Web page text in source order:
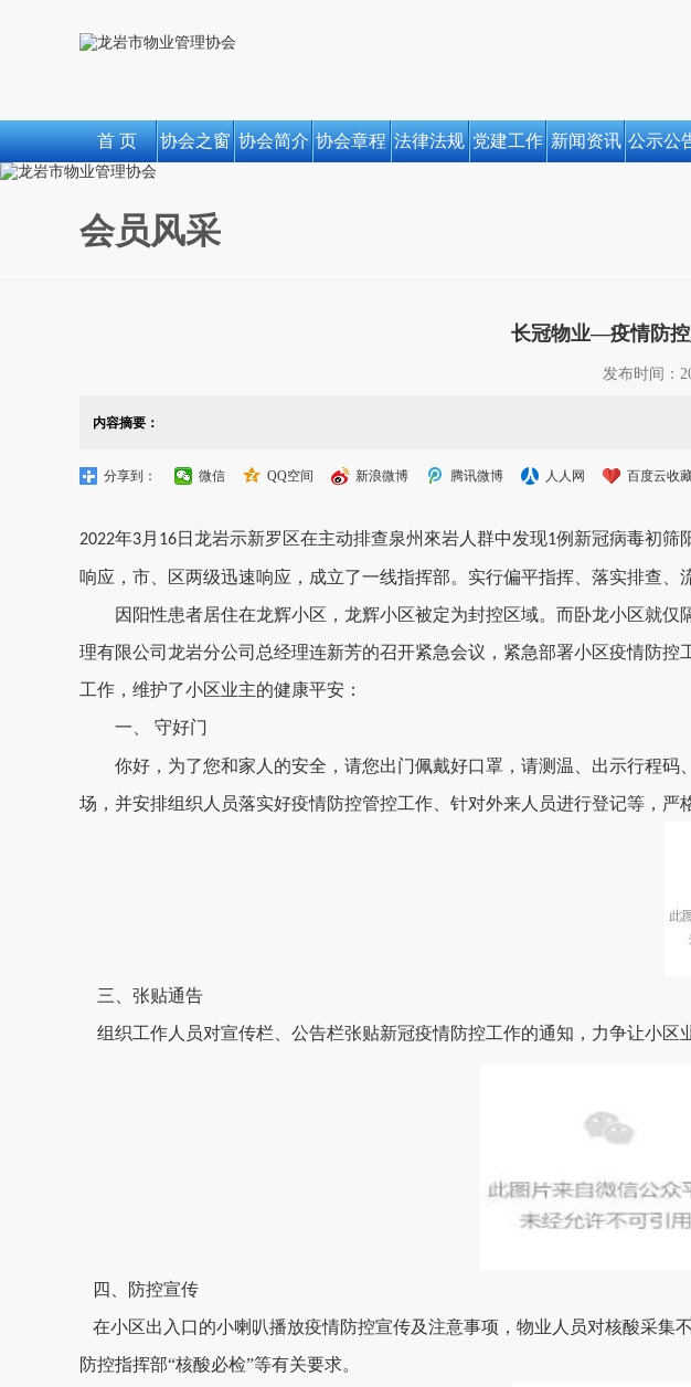
首 页 协会之窗 协会简介 协会章程 法律法规 党建工作 新闻资讯 公示公
会员风采
长冠物业—疫情防
发布时间：
内容摘要：
分享到： 微信 QQ空间 新浪微博 腾讯微博 人人网 百度云收
2022年3月 16日 龙岩示新罗区在主动排查泉州來岩人群中发现1例新冠病毒初筛
响应，市、区两级迅速响应，成立了一线指挥部。实行偏平指挥、落实排查、
因阳性患者居住在龙辉小区 ， 龙辉小区被定为封控区域。而卧龙小区就仅
理有限公司 龙岩分公司 总经理连新芳的召开紧急会议， 紧急部署小区疫情防控
工作 ，维护了小区业主的健康平安：
一、 守好门
你好，为了您和家人的安全，请您出门佩戴好口罩，请测温、出示行程码
场， 并安排组织人员落实好疫情防控管控工作 针对外来人员进行登记等 ，严
三、 张贴通告
组织工作人员对宣传栏、公告栏张贴新冠疫情防控工作的通知，力争让小区
四、
防控宣传
在小区出入口的小喇叭播放疫情防控宣传及注意事项，物业人员对核酸采集
防控指挥部“核酸必检”等有关要求。